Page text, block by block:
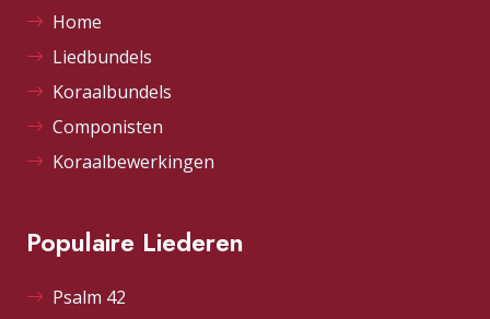
Home
Liedbundels
Koraalbundels
Componisten
Koraalbewerkingen
Populaire Liederen
Psalm 42